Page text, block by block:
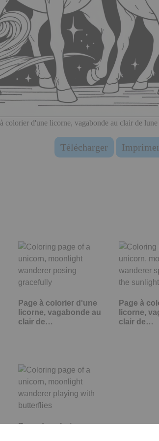
colorier d'une licorne, vagabonde au clair de
Télécharger
Page à colorier d'une
licorne, vagabonde au
clair de…
Page à
licorne,
clair de…
Page de coloriage